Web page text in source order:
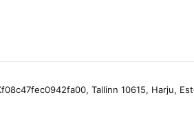
Tallinn 10615, Harju,